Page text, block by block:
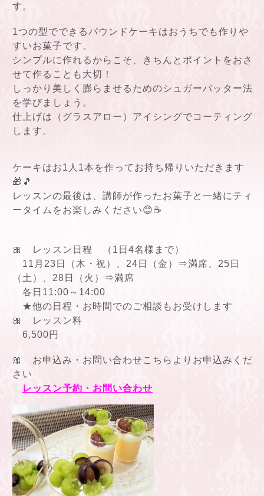
す。
1つの型でできるパウンドケーキはおうちでも作りや
すいお菓子です。
シンプルに作れるからこそ、きちんとポイントをおさ
せて作ることも大切！
しっかり美しく膨らませるためのシュガーバッター法
を学びましょう。
仕上げは（グラスアロー）アイシングでコーティング
します。
ケーキはお1人1本を作ってお持ち帰りいただきます
🎁🎵
レッスンの最後は、講師が作ったお菓子と一緒にティ
ータイムをお楽しみください😊☕
🎀 レッスン日程 （1日4名様まで）
11月23日（木・祝）、24日（金）⇒満席、25日
（土）、28日（火）⇒満席
各日11:00～14:00
★他の日程・お時間でのご相談もお受けします
🎀 レッスン料
6,500円
🎀 お申込み・お問い合わせこちらよりお申込みくだ
さい
レッスン予約・お問い合わせ